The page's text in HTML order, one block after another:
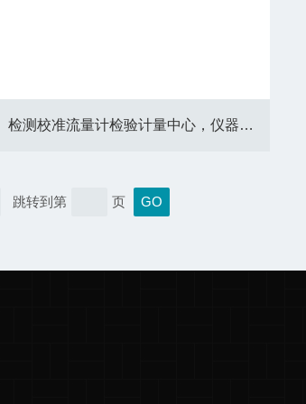
检测校准流量计检验计量中心，仪器校准出报告
跳转到第 页